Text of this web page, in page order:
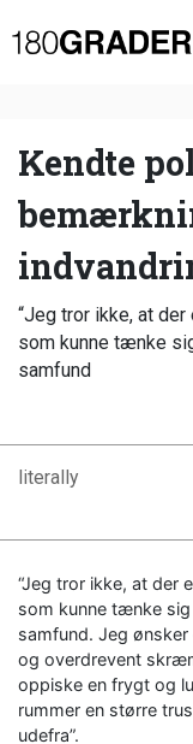
Oversigt
Debat
Video
Podcast
Kendte
“Jeg tror ikke, at
som kunne tænke
samfund
literally
“Jeg tror ikke, at der
som kunne tænke
samfund. Jeg
og overdrevent
oppiske en frygt og
rummer en større
udefra”.